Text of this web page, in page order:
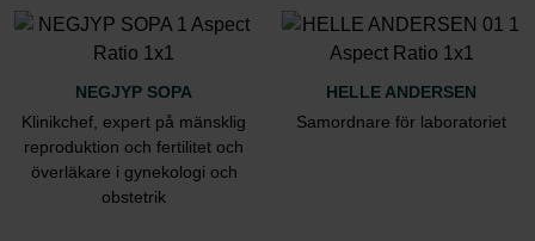
NEGJYP SOPA
Klinikchef, expert på mänsklig
reproduktion och fertilitet och
överläkare i gynekologi och
obstetrik
HELLE ANDERSEN
Samordnare för laboratoriet